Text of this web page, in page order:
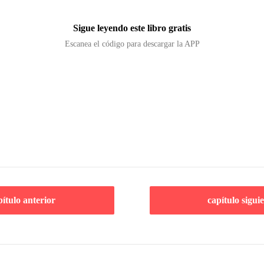
Sigue leyendo este libro gratis
Escanea el código para descargar la APP
anterior capítulo